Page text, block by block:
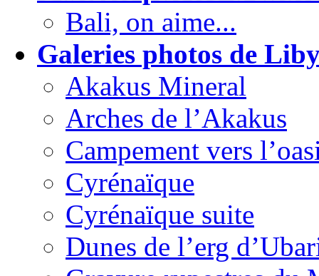
Bali, on aime...
Galeries photos de
Akakus Mineral
Arches de l’Akakus
Campement vers
Cyrénaïque
Cyrénaïque suite
Dunes de l’erg